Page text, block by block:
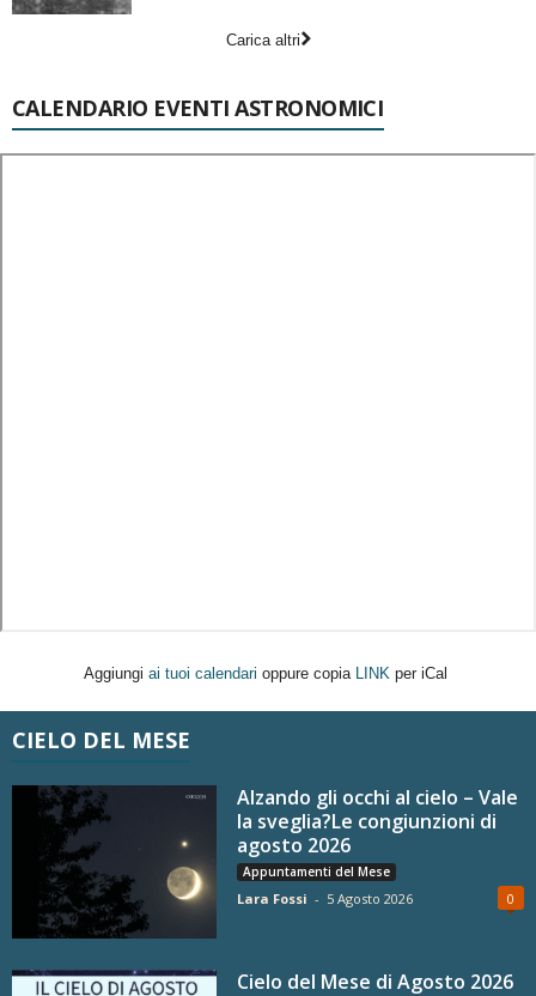
Carica altri
CALENDARIO EVENTI ASTRONOMICI
Aggiungi ai tuoi calendari oppure copia LINK per iCal
CIELO DEL MESE
Alzando gli occhi al cielo – Vale
la sveglia?Le congiunzioni di
agosto 2026
Appuntamenti del Mese
Lara Fossi - 5 Agosto 2026 0
Cielo del Mese di Agosto 2026